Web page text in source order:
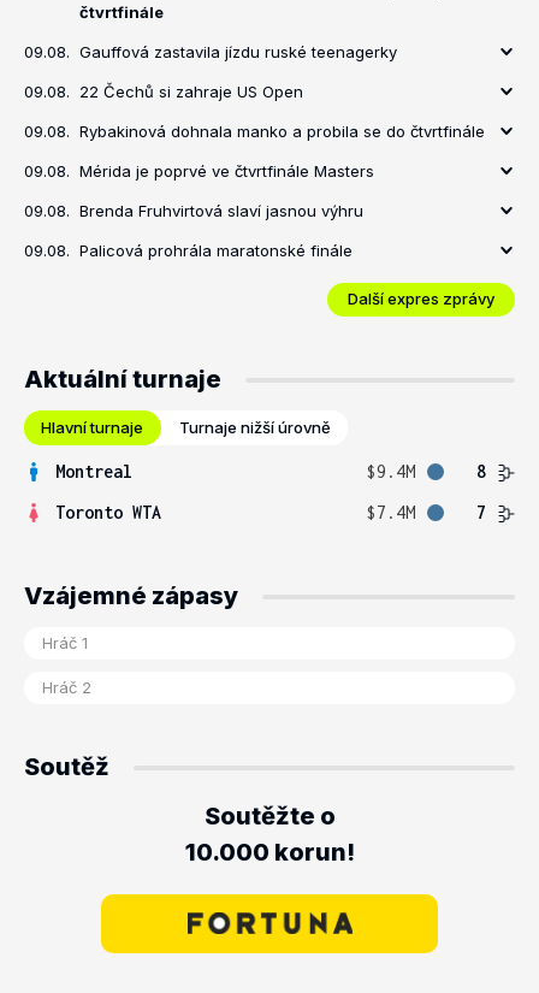
čtvrtfinále
09.08. Gauffová zastavila jízdu ruské teenagerky
09.08. 22 Čechů si zahraje US Open
09.08. Rybakinová dohnala manko a probila se do čtvrtfinále
09.08. Mérida je poprvé ve čtvrtfinále Masters
09.08. Brenda Fruhvirtová slaví jasnou výhru
09.08. Palicová prohrála maratonské finále
Další expres zprávy
Aktuální turnaje
Hlavní turnaje Turnaje nižší úrovně
Montreal $9.4M
8
Toronto WTA
$7.4M 7
Vzájemné zápasy
Soutěž
Soutěžte o
10.000 korun!